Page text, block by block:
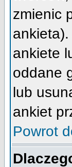
zmienic
ankiete
oddane
lub
ankiet
Powrot